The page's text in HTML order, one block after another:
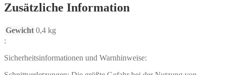
Zusätzliche Information
Gewicht 0,4 kg
:
Sicherheitsinformationen und Warnhinweise: